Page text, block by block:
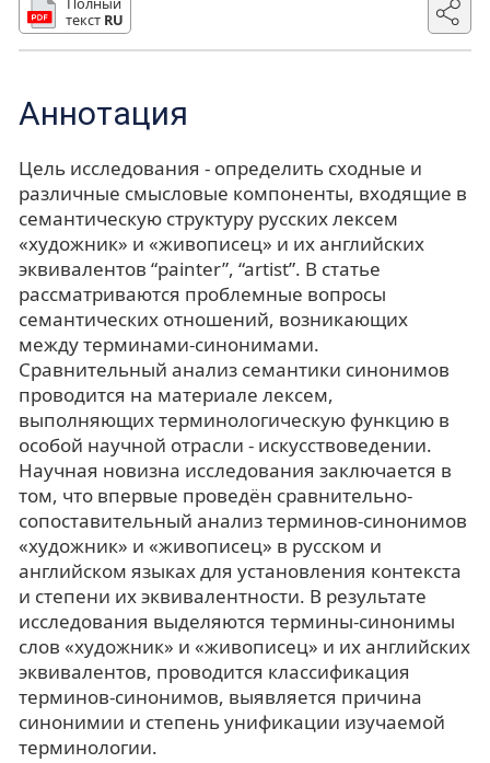
текст RU
Аннотация
Цель исследования - определить сходные и
различные смысловые компоненты, входящие в
семантическую структуру русских лексем
«художник» и «живописец» и их английских
эквивалентов “painter”, “artist”. В статье
рассматриваются проблемные вопросы
семантических отношений, возникающих
между терминами-синонимами.
Сравнительный анализ семантики синонимов
проводится на материале лексем,
выполняющих терминологическую функцию в
особой научной отрасли - искусствоведении.
Научная новизна исследования заключается в
том, что впервые проведён сравнительно-
сопоставительный анализ терминов-синонимов
«художник» и «живописец» в русском и
английском языках для установления контекста
и степени их эквивалентности. В результате
исследования выделяются термины-синонимы
слов «художник» и «живописец» и их английских
эквивалентов, проводится классификация
терминов-синонимов, выявляется причина
синонимии и степень унификации изучаемой
терминологии.